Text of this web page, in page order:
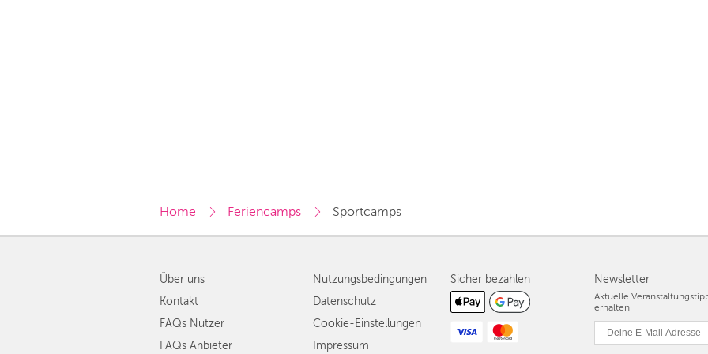
HANNOVER
LEIPZIG
DRESDEN
Home Feriencamps Sportcamps
Newsletter
Aktuelle
erhalten.
Über uns
Kontakt
FAQs Nutzer
FAQs Anbieter
Nutzungsbedingungen
Datenschutz
Cookie-Einstellungen
Impressum
Sicher bezahlen